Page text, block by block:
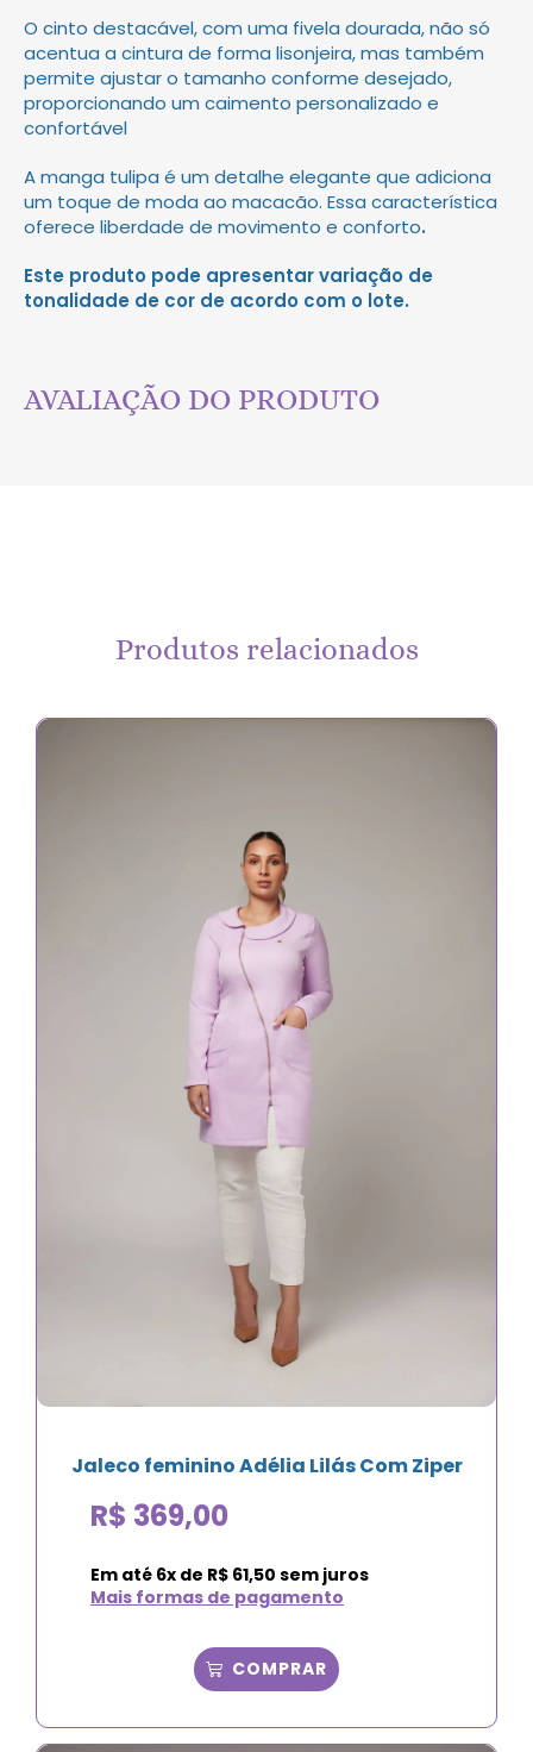
O cinto destacável, com uma fivela dourada, não só
acentua a cintura de forma lisonjeira, mas também
permite ajustar o tamanho conforme desejado,
proporcionando um caimento personalizado e
confortável
A manga tulipa é um detalhe elegante que adiciona
um toque de moda ao macacão. Essa característica
oferece liberdade de movimento e conforto.
Este produto pode apresentar variação de
tonalidade de cor de acordo com o lote.
AVALIAÇÃO DO PRODUTO
Produtos relacionados
Jaleco feminino Adélia Lilás Com Ziper
R$ 369,00
Em até 6x de R$ 61,50 sem juros
Mais formas de pagamento
COMPRAR